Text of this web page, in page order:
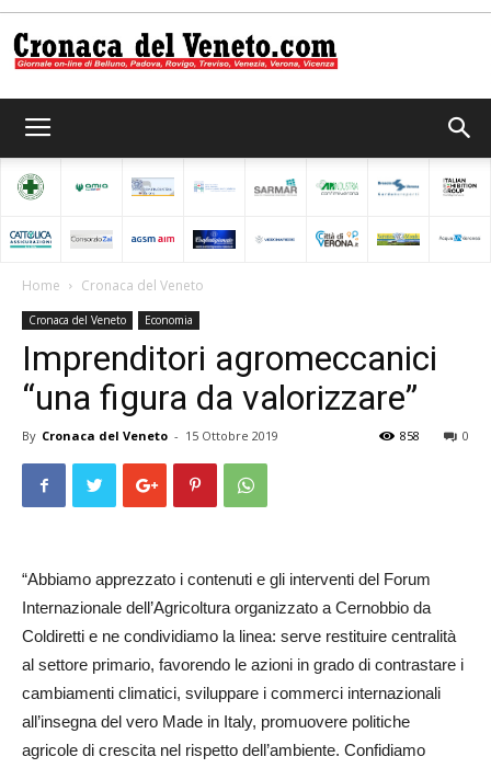
del
Home Cronaca del Veneto
Cronaca del Veneto Economia
Imprenditori agromeccanici
“una figura da valorizzare”
By Cronaca del Veneto - 15 Ottobre 2019 0
858
“Abbiamo apprezzato i contenuti e gli interventi del Forum
Internazionale dell’A­gri­coltura organizzato a Cer­nobbio da
Coldiretti e ne condividiamo la linea: serve restituire centralità
al settore primario, favorendo le azioni in grado di contrastare i
cambiamenti climatici, sviluppare i commerci internazionali
all’insegna del vero Made in Italy, promuovere politiche
agricole di crescita nel rispetto dell’ambiente. Con­fidiamo